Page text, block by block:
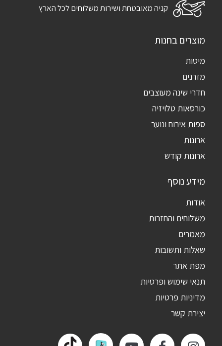
קניה מאובטחת ושירות משלוחים לכל הארץ
מוצרים בחנות
מיטות
מזרנים
חדרי שינה מעוצבים
כורסאות טלויזיה
ספות אירוח ונוער
ארונות
ארונות קודש
מידע נוסף
אודות
משלוחים והחזרות
מאמרים
שאלות ותשובות
מפת אתר
תנאי שימוש ופרטיות
מדיניות פרטיות
יצירת קשר